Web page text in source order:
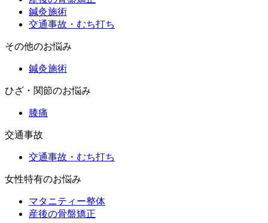
鍼灸施術
交通事故・むち打ち
その他のお悩み
鍼灸施術
ひざ・関節のお悩み
膝痛
交通事故
交通事故・むち打ち
女性特有のお悩み
マタニティー整体
産後の骨盤矯正